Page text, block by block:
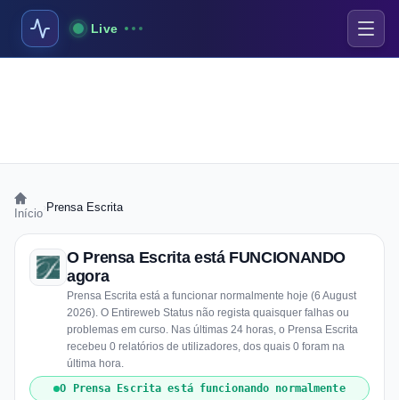
Live
Início Prensa Escrita
O Prensa Escrita está FUNCIONANDO
agora
Prensa Escrita está a funcionar normalmente hoje (6 August
2026). O Entireweb Status não regista quaisquer falhas ou
problemas em curso. Nas últimas 24 horas, o Prensa Escrita
recebeu 0 relatórios de utilizadores, dos quais 0 foram na
última hora.
O Prensa Escrita está funcionando normalmente